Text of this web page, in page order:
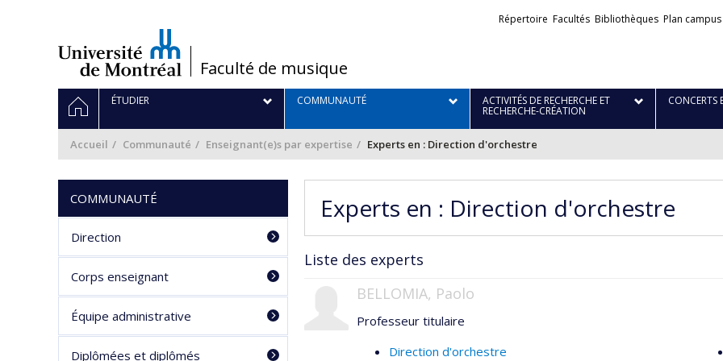
/Faculté de musique
Liens
Répertoire Facultés Bibliothèques Plan campus
Navigation
principale
ACCUEILÉTUDIER COMMUNAUTÉ ACTIVITÉS DE RECHERCHE ET
RECHERCHE-CRÉATION
CONCERTS
Accueil Communauté Enseignant(e)s par expertise Experts en : Direction d'orchestre
Experts en : Direction d'orchestre
Liste des experts
BELLOMIA, Paolo
Professeur titulaire
Direction d'orchestre
COMMUNAUTÉ
Direction
Corps enseignant
Équipe administrative
Diplômées et diplômés